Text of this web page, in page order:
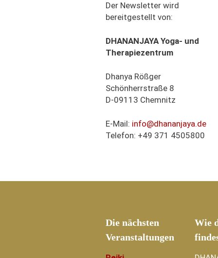
Der Newsletter wird
bereitgestellt von:
DHANANJAYAYoga- und
Therapiezentrum
Dhanya Rößger
Schönherrstraße 8
D-09113 Chemnitz
E-Mail: info@dhananjaya.de
Telefon: +49 371 4505800
Die nächsten
Veranstaltungen
Wie